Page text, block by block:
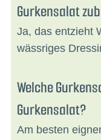
Gurkensalat
Ja, das entzieht
wässriges
Welche
Gurkensalat?
Am besten